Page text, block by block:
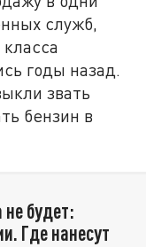
служб,
годы назад.
звать
бензин в
не будет:
Где нанесут